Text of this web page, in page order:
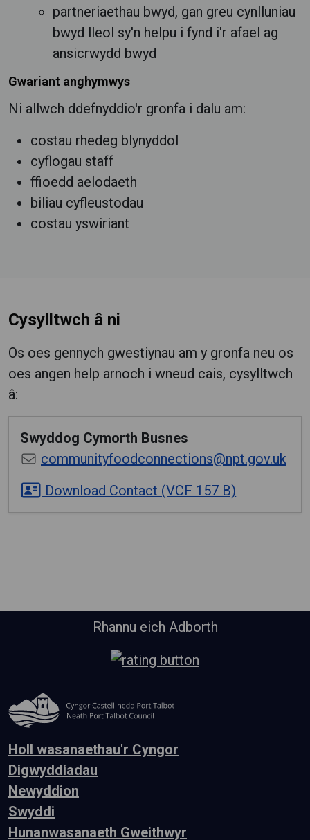
partneriaethau bwyd, gan greu cynlluniau
bwyd lleol sy'n helpu i fynd i'r afael ag
ansicrwydd bwyd
Gwariant anghymwys
Ni allwch ddefnyddio'r gronfa i dalu am:
costau rhedeg blynyddol
cyflogau staff
ffioedd aelodaeth
biliau cyfleustodau
costau yswiriant
Cysylltwch â ni
Os oes gennych gwestiynau am y gronfa neu os
oes angen help arnoch i wneud cais, cysylltwch
â:
Swyddog Cymorth Busnes
communityfoodconnections@npt.gov.uk
Download Contact (VCF 157 B)
Rhannu eich Adborth
Holl wasanaethau'r Cyngor
Digwyddiadau
Newyddion
Swyddi
Hunanwasanaeth Gweithwyr